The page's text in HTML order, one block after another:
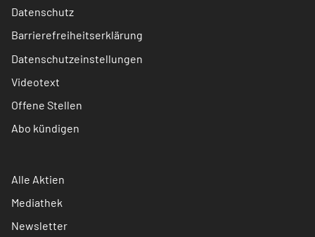
Datenschutz
Barrierefreiheitserklärung
Datenschutzeinstellungen
Videotext
Offene Stellen
Abo kündigen
Alle Aktien
Mediathek
Newsletter